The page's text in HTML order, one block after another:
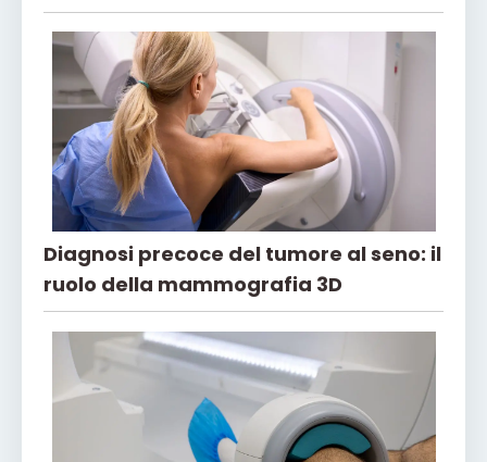
Diagnosi precoce del tumore al seno: il
ruolo della mammografia 3D